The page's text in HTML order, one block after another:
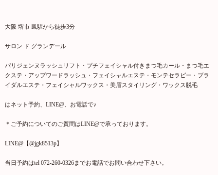
大阪 堺市 鳳駅から徒歩3分
サロン ド グランデール
パリジェンヌラッシュリフト・プチフェイシャル付きまつ毛カール・まつ毛エ
クステ・アップワードラッシュ・フェイシャルエステ・モンテセラピー・ブラ
イダルエステ・フェイシャルワックス・美眉スタイリング・ワックス脱毛
はネット予約、LINE@、お電話で♪
＊ご予約についてのご質問はLINE@で承っております。
LINE@【@jgk8513p】
当日予約はtel 072-260-0326までお電話でお問い合わせ下さい。